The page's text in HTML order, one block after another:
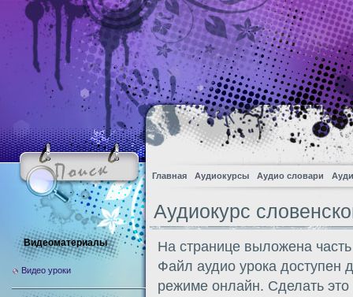
Главная Аудиокурсы Аудио словари
Аудиокурс
На странице выложена
Файл аудио урока доступен
режиме онлайн. Сделать
Видеоматериалы
Видео уроки